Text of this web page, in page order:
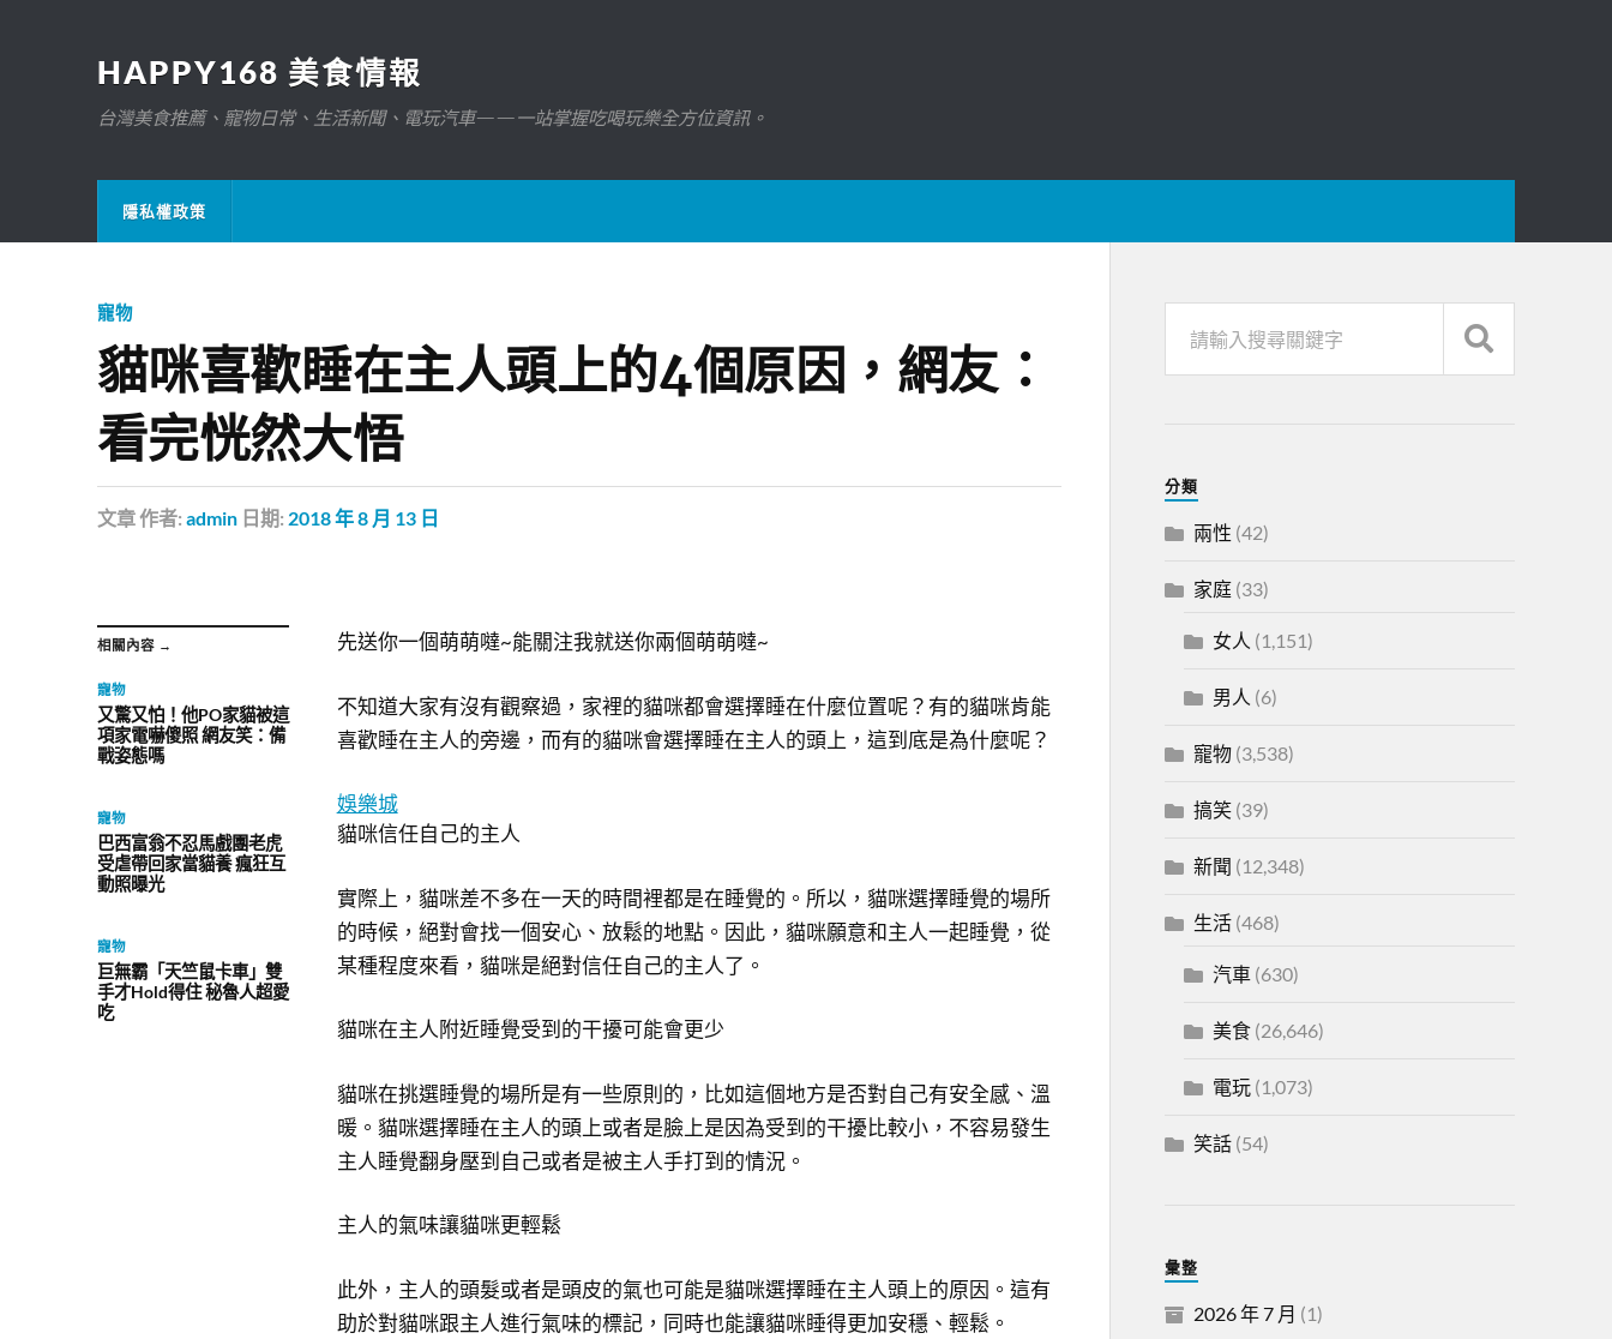
HAPPY168 美食情報
台灣美食推薦、寵物日常、生活新聞、電玩汽車——一站掌握吃喝玩樂全方位資訊。
隱私權政策
寵物
貓咪喜歡睡在主人頭上的4個原因，網友：
看完恍然大悟
文章作者: admin 日期: 2018 年 8 月 13 日
相關內容 →
寵物
又驚又怕！他PO家貓被這
項家電嚇傻照 網友笑：備
戰姿態嗎
寵物
巴西富翁不忍馬戲團老虎
受虐帶回家當貓養 瘋狂互
動照曝光
寵物
巨無霸「天竺鼠卡車」雙
手才Hold得住 秘魯人超愛
吃
先送你一個萌萌噠~能關注我就送你兩個萌萌噠~
不知道大家有沒有觀察過，家裡的貓咪都會選擇睡在什麼位置呢？有的貓咪肯能
喜歡睡在主人的旁邊，而有的貓咪會選擇睡在主人的頭上，這到底是為什麼呢？
娛樂城
貓咪信任自己的主人
實際上，貓咪差不多在一天的時間裡都是在睡覺的。所以，貓咪選擇睡覺的場所
的時候，絕對會找一個安心、放鬆的地點。因此，貓咪願意和主人一起睡覺，從
某種程度來看，貓咪是絕對信任自己的主人了。
貓咪在主人附近睡覺受到的干擾可能會更少
貓咪在挑選睡覺的場所是有一些原則的，比如這個地方是否對自己有安全感、溫
暖。貓咪選擇睡在主人的頭上或者是臉上是因為受到的干擾比較小，不容易發生
主人睡覺翻身壓到自己或者是被主人手打到的情況。
主人的氣味讓貓咪更輕鬆
此外，主人的頭髮或者是頭皮的氣也可能是貓咪選擇睡在主人頭上的原因。這有
助於對貓咪跟主人進行氣味的標記，同時也能讓貓咪睡得更加安穩、輕鬆。
分類
兩性 (42)
家庭(33)
女人 (1,151)
男人 (6)
寵物(3,538)
搞笑(39)
新聞 (12,348)
生活(468)
汽車(630)
美食(26,646)
電玩(1,073)
笑話(54)
彙整
2026 年 7 月 (1)